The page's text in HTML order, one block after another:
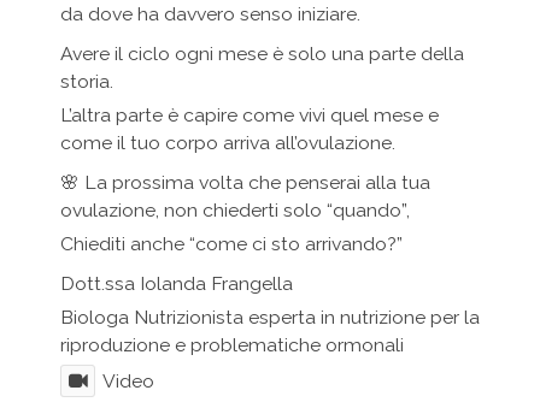
da dove ha davvero senso iniziare.
Avere il ciclo ogni mese è solo una parte della
storia.
L’altra parte è capire come vivi quel mese e
come il tuo corpo arriva all’ovulazione.
🌸 La prossima volta che penserai alla tua
ovulazione, non chiederti solo “quando”,
Chiediti anche “come ci sto arrivando?”
Dott.ssa Iolanda Frangella
Biologa Nutrizionista esperta in nutrizione per la
riproduzione e problematiche ormonali
Video